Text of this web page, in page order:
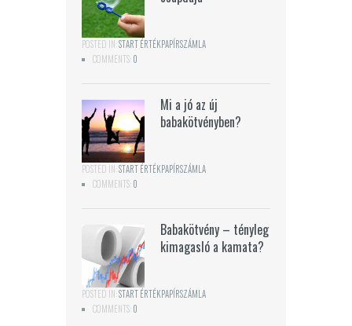
POSTED IN:START ÉRTÉKPAPÍRSZÁMLA
COMMENTS:0
Mi a jó az új
babakötvényben?
POSTED IN:START ÉRTÉKPAPÍRSZÁMLA
COMMENTS:0
Babakötvény – tényleg
kimagasló a kamata?
POSTED IN:START ÉRTÉKPAPÍRSZÁMLA
COMMENTS:0